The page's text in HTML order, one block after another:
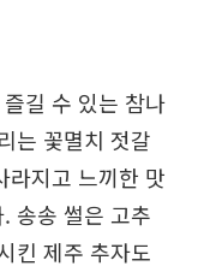
길 수 있는 참나
는 꽃멸치 젓갈
라지고 느끼한 맛
송송 썰은 고추
킨 제주 추자도